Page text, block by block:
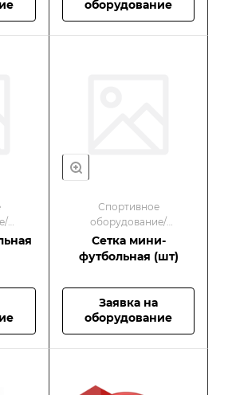
оборудование
Спортивное
оборудование/
Оборудование для
спортивных площадок
Сетка мини-
футбольная (шт)
Заявка на
оборудование